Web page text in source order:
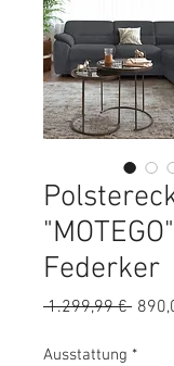
Federker
1.299,99 €
Ausstattung *